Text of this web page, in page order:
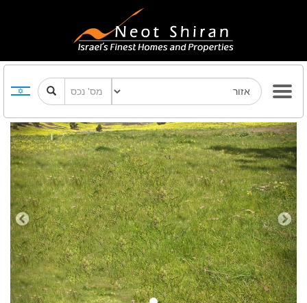
Previous Next